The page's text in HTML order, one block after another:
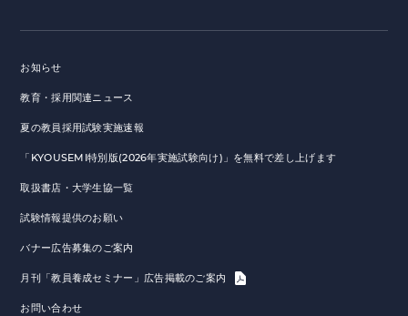
お知らせ
教育・採用関連ニュース
夏の教員採用試験実施速報
「KYOUSEMI特別版(2026年実施試験向け)」を無料で差し上げます
取扱書店・大学生協一覧
試験情報提供のお願い
バナー広告募集のご案内
月刊「教員養成セミナー」広告掲載のご案内
お問い合わせ